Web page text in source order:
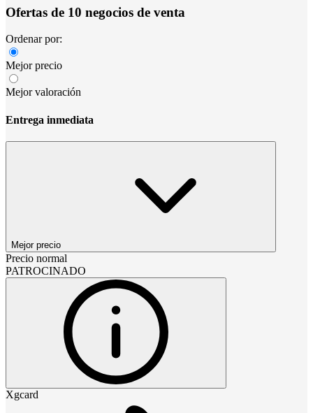
Ofertas de 10 negocios de venta
Ordenar por:
Mejor precio
Mejor valoración
Entrega inmediata
Mejor precio
Precio normal
PATROCINADO
Xgcard